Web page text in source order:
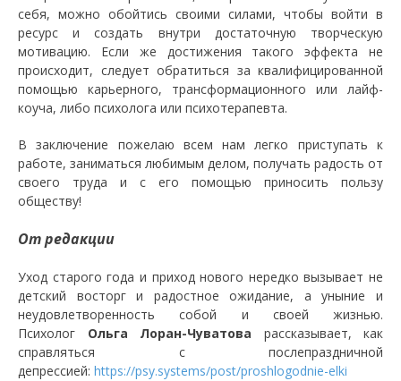
себя, можно обойтись своими силами, чтобы войти в
ресурс и создать внутри достаточную творческую
мотивацию. Если же достижения такого эффекта не
происходит, следует обратиться за квалифицированной
помощью карьерного, трансформационного или лайф-
коуча, либо психолога или психотерапевта.
В заключение пожелаю всем нам легко приступать к
работе, заниматься любимым делом, получать радость от
своего труда и с его помощью приносить пользу
обществу!
От редакции
Уход старого года и приход нового нередко вызывает не
детский восторг и радостное ожидание, а уныние и
неудовлетворенность собой и своей жизнью.
Психолог Ольга Лоран-Чуватова рассказывает, как
справляться с послепраздничной
депрессией: https://psy.systems/post/proshlogodnie-elki